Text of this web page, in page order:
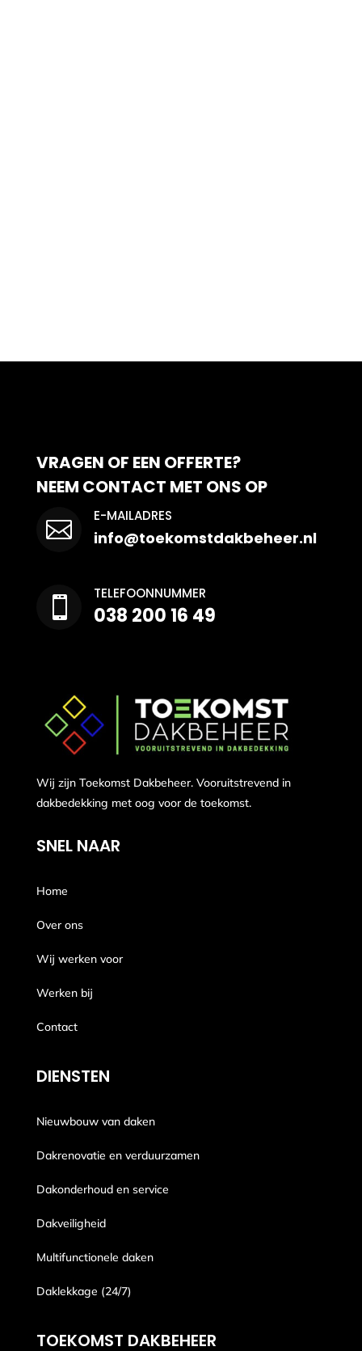
VRAGEN OF EEN OFFERTE?
NEEM CONTACT MET ONS OP

E-MAILADRES
info@toekomstdakbeheer.nl

TELEFOONNUMMER
038 200 16 49
Wij zijn Toekomst Dakbeheer. Vooruitstrevend in
dakbedekking met oog voor de toekomst.
SNEL NAAR
Home
Over ons
Wij werken voor
Werken bij
Contact
DIENSTEN
Nieuwbouw van daken
Dakrenovatie en verduurzamen
Dakonderhoud en service
Dakveiligheid
Multifunctionele daken
Daklekkage (24/7)
TOEKOMST DAKBEHEER